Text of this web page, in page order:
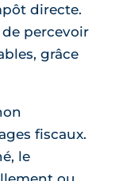
directe.
percevoir
grâce
fiscaux.
le